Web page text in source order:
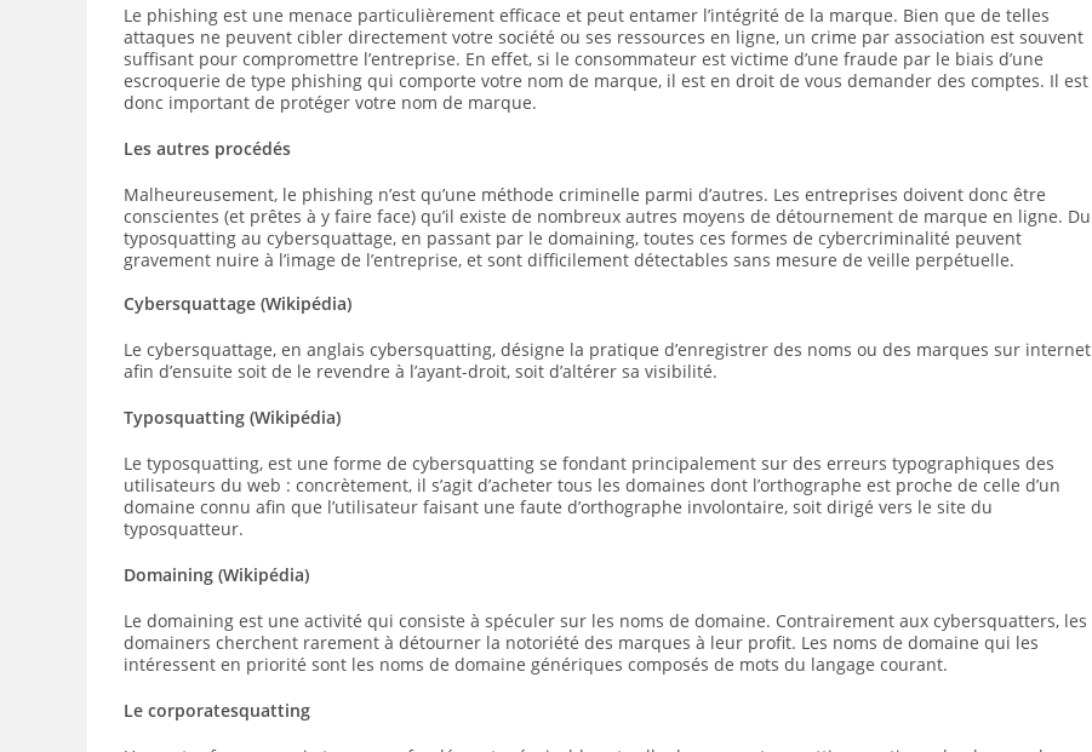
Le phishing est une menace particulièrement efficace et peut entamer l’intégrité de la marque. Bien que de telles
attaques ne peuvent cibler directement votre société ou ses ressources en ligne, un crime par association est souvent
suffisant pour compromettre l’entreprise. En effet, si le consommateur est victime d’une fraude par le biais d’une
escroquerie de type phishing qui comporte votre nom de marque, il est en droit de vous demander des comptes. Il est
donc important de protéger votre nom de marque.
Les autres procédés
Malheureusement, le phishing n’est qu’une méthode criminelle parmi d’autres. Les entreprises doivent donc être
conscientes (et prêtes à y faire face) qu’il existe de nombreux autres moyens de détournement de marque en ligne. Du
typosquatting au cybersquattage, en passant par le domaining, toutes ces formes de cybercriminalité peuvent
gravement nuire à l’image de l’entreprise, et sont difficilement détectables sans mesure de veille perpétuelle.
Cybersquattage (Wikipédia)
Le cybersquattage, en anglais cybersquatting, désigne la pratique d’enregistrer des noms ou des marques sur internet
afin d’ensuite soit de le revendre à l’ayant-droit, soit d’altérer sa visibilité.
Typosquatting (Wikipédia)
Le typosquatting, est une forme de cybersquatting se fondant principalement sur des erreurs typographiques des
utilisateurs du web : concrètement, il s’agit d’acheter tous les domaines dont l’orthographe est proche de celle d’un
domaine connu afin que l’utilisateur faisant une faute d’orthographe involontaire, soit dirigé vers le site du
typosquatteur.
Domaining (Wikipédia)
Le domaining est une activité qui consiste à spéculer sur les noms de domaine. Contrairement aux cybersquatters, les
domainers cherchent rarement à détourner la notoriété des marques à leur profit. Les noms de domaine qui les
intéressent en priorité sont les noms de domaine génériques composés de mots du langage courant.
Le corporatesquatting